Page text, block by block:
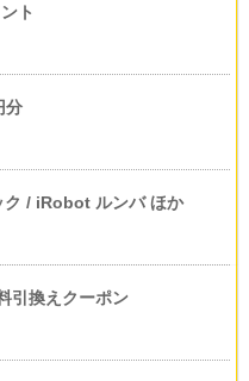
ト
分
ク / iRobot ルンバ ほか
引換えクーポン